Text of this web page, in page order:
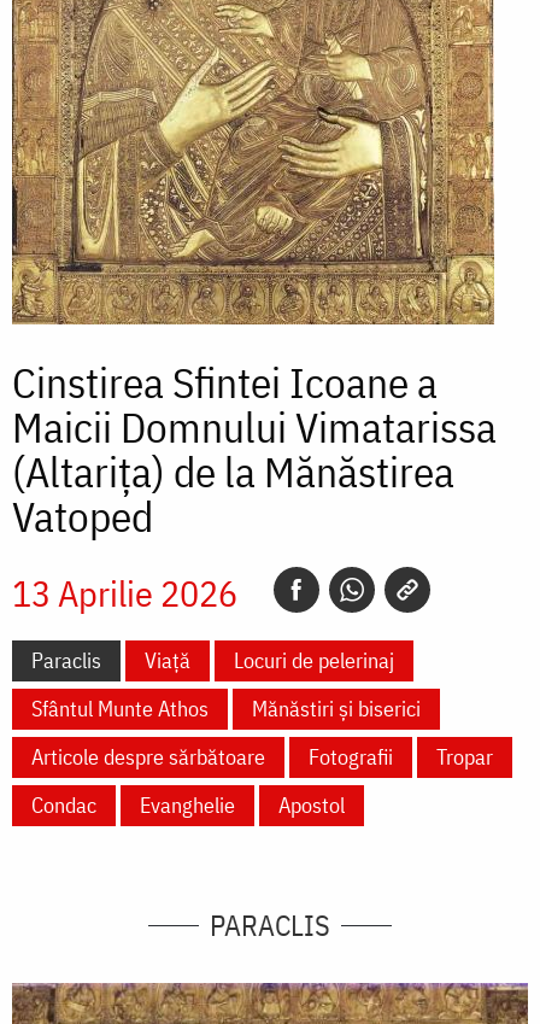
Cinstirea Sfintei Icoane a
Maicii Domnului Vimatarissa
(Altarița) de la Mănăstirea
Vatoped
13 Aprilie 2026
Paraclis Viață
Locuri de pelerinaj
Sfântul Munte Athos
Mănăstiri și biserici
Articole despre sărbătoare
Fotografii
Tropar
Condac
Evanghelie Apostol
PARACLIS